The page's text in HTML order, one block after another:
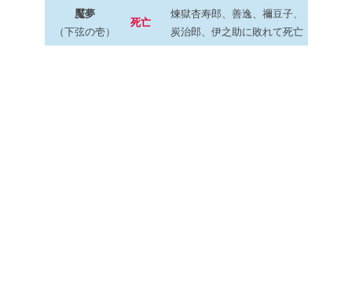
魘夢
（下弦の壱）
死亡
煉獄杏寿郎、善逸、禰豆子、
炭治郎、伊之助に敗れて死亡